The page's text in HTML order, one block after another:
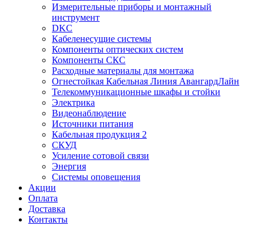
Измерительные приборы и монтажный
инструмент
DKC
Кабеленесущие системы
Компоненты оптических систем
Компоненты СКС
Расходные материалы для монтажа
Огнестойкая Кабельная Линия АвангардЛайн
Телекоммуникационные шкафы и стойки
Электрика
Видеонаблюдение
Источники питания
Кабельная продукция 2
СКУД
Усиление сотовой связи
Энергия
Системы оповещения
Акции
Оплата
Доставка
Контакты